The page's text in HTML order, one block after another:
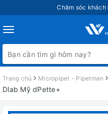
Chăm sóc khách
Toggle
navigation
Trang chủ Micropipet - Pipetman
Dlab Mỹ dPette+